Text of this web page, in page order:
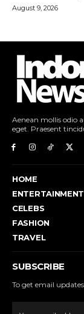
August 9, 2026
Aenean mollis odio
eget. Praesent
HOME
ENTERTAINMENT
CELEBS
FASHION
TRAVEL
SUBSCRIBE
To get email